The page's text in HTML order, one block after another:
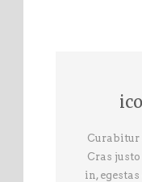
Cras
in,